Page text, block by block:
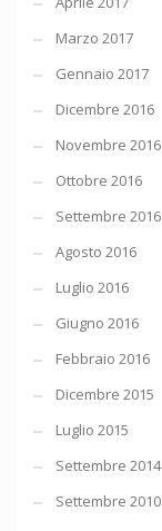
Marzo 2017
Gennaio 2017
Dicembre 2016
Novembre 2016
Ottobre 2016
Settembre 2016
Agosto 2016
Luglio 2016
Giugno 2016
Febbraio 2016
Dicembre 2015
Luglio 2015
Settembre 2014
Settembre 2010